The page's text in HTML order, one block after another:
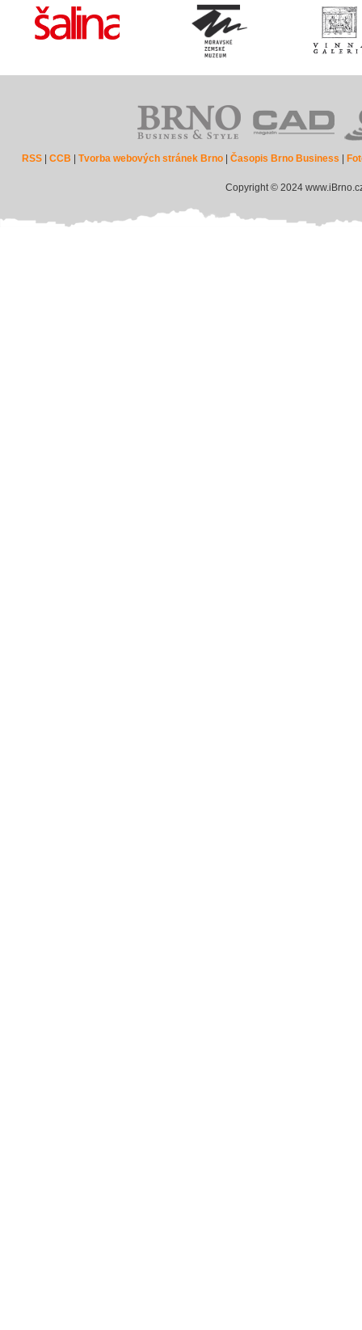
RSS |CCB |Tvorba webových stránek Brno |Časopis Brno Business
Copyright © 2024